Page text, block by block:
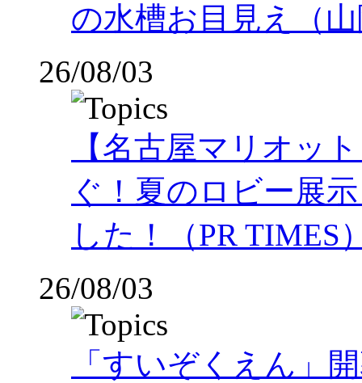
の水槽お目見え（
26/08/03
【名古屋マリオッ
ぐ！夏のロビー展
した！（PR TIMES
26/08/03
「すいぞくえん」